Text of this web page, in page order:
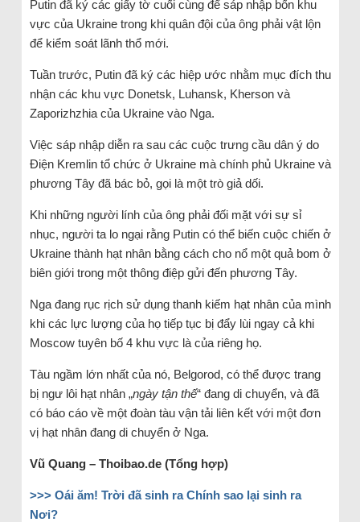
Putin đã ký các giấy tờ cuối cùng để sáp nhập bốn khu
vực của Ukraine trong khi quân đội của ông phải vật lộn
để kiểm soát lãnh thổ mới.
Tuần trước, Putin đã ký các hiệp ước nhằm mục đích thu
nhận các khu vực Donetsk, Luhansk, Kherson và
Zaporizhzhia của Ukraine vào Nga.
Việc sáp nhập diễn ra sau các cuộc trưng cầu dân ý do
Điện Kremlin tổ chức ở Ukraine mà chính phủ Ukraine và
phương Tây đã bác bỏ, gọi là một trò giả dối.
Khi những người lính của ông phải đối mặt với sự sỉ
nhục, người ta lo ngại rằng Putin có thể biến cuộc chiến ở
Ukraine thành hạt nhân bằng cách cho nổ một quả bom ở
biên giới trong một thông điệp gửi đến phương Tây.
Nga đang rục rịch sử dụng thanh kiếm hạt nhân của mình
khi các lực lượng của họ tiếp tục bị đẩy lùi ngay cả khi
Moscow tuyên bố 4 khu vực là của riêng họ.
Tàu ngầm lớn nhất của nó, Belgorod, có thể được trang
bị ngư lôi hạt nhân „ngày tận thế“ đang di chuyển, và đã
có báo cáo về một đoàn tàu vận tải liên kết với một đơn
vị hạt nhân đang di chuyển ở Nga.
Vũ Quang – Thoibao.de (Tổng hợp)
>>> Oái ăm! Trời đã sinh ra Chính sao lại sinh ra
Nơi?